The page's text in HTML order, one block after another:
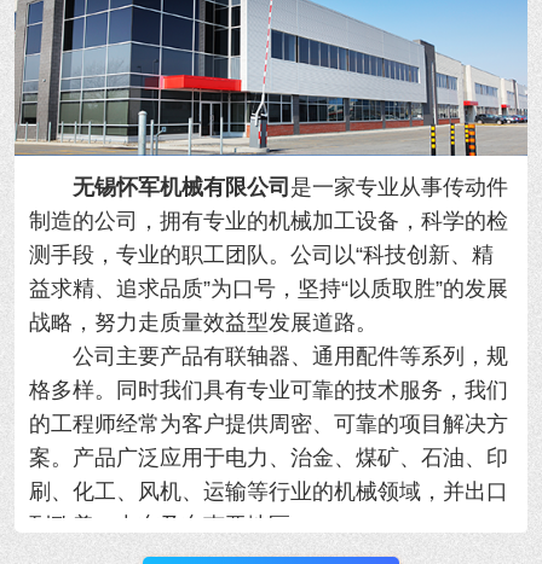
无锡怀军机械有限公司 是一家专业从事传动件
制造的公司，拥有专业的机械加工设备，科学的检
测手段，专业的职工团队。公司以“科技创新、精
益求精、追求品质”为口号，坚持“以质取胜”的发展
战略，努力走质量效益型发展道路。
公司主要产品有联轴器、通用配件等系列，规
格多样。同时我们具有专业可靠的技术服务，我们
的工程师经常为客户提供周密、可靠的项目解决方
案。产品广泛应用于电力、治金、煤矿、石油、印
刷、化工、风机、运输等行业的机械领域，并出口
到欧美、中东及东南亚地区。
我公司优势：规模大、产品全、质量好、工期